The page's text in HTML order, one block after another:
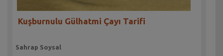
Kuşburnulu Gülhatmi Çayı Tarifi
Sahrap Soysal